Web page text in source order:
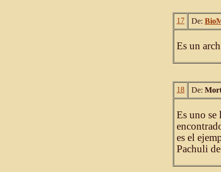
17 De:
Es un
18 De:
Es uno se
es el
Pachuli